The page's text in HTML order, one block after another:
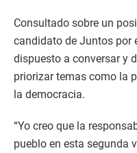
Consultado sobre un
candidato de Juntos por
dispuesto a conversar y
priorizar temas como la
la democracia.
“Yo creo que la
pueblo en esta segunda